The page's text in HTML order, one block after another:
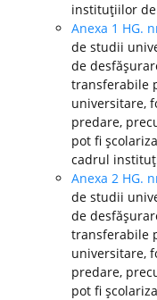
instituţiilor
Anexa 1 HG.
de studii
de
transferabile
universitare,
predare,
pot fi
cadrul
Anexa 2 HG.
de studii
de
transferabile
universitare,
predare,
pot fi